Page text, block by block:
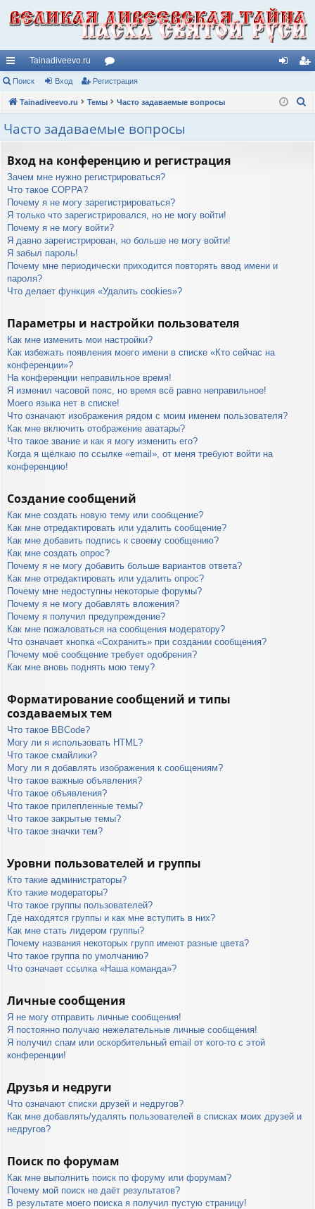
с
ы
лк
Tainadiveevo.ru
ор
ум д ис
Поиск Вход Регистрация
Tainadiveevo.ru Темы Часто задаваемые вопросы
Часто задаваемые вопросы
Вход на конференцию и регистрация
Зачем мне нужно регистрироваться?
Что такое COPPA?
Почему я не могу зарегистрироваться?
Я только что зарегистрировался, но не могу войти!
Почему я не могу войти?
Я давно зарегистрирован, но больше не могу войти!
Я забыл пароль!
Почему мне периодически приходится повторять ввод имени и
пароля?
Что делает функция «Удалить cookies»?
Параметры и настройки пользователя
Как мне изменить мои настройки?
Как избежать появления моего имени в списке «Кто сейчас на
конференции»?
На конференции неправильное время!
Я изменил часовой пояс, но время всё равно неправильное!
Моего языка нет в списке!
Что означают изображения рядом с моим именем пользователя?
Как мне включить отображение аватары?
Что такое звание и как я могу изменить его?
Когда я щёлкаю по ссылке «email», от меня требуют войти на
конференцию!
Создание сообщений
Как мне создать новую тему или сообщение?
Как мне отредактировать или удалить сообщение?
Как мне добавить подпись к своему сообщению?
Как мне создать опрос?
Почему я не могу добавить больше вариантов ответа?
Как мне отредактировать или удалить опрос?
Почему мне недоступны некоторые форумы?
Почему я не могу добавлять вложения?
Почему я получил предупреждение?
Как мне пожаловаться на сообщения модератору?
Что означает кнопка «Сохранить» при создании сообщения?
Почему моё сообщение требует одобрения?
Как мне вновь поднять мою тему?
Форматирование сообщений и типы
создаваемых тем
Что такое BBCode?
Могу ли я использовать HTML?
Что такое смайлики?
Могу ли я добавлять изображения к сообщениям?
Что такое важные объявления?
Что такое объявления?
Что такое прилепленные темы?
Что такое закрытые темы?
Что такое значки тем?
Уровни пользователей и группы
Кто такие администраторы?
Кто такие модераторы?
Что такое группы пользователей?
Где находятся группы и как мне вступить в них?
Как мне стать лидером группы?
Почему названия некоторых групп имеют разные цвета?
Что такое группа по умолчанию?
Что означает ссылка «Наша команда»?
Личные сообщения
Я не могу отправить личные сообщения!
Я постоянно получаю нежелательные личные сообщения!
Я получил спам или оскорбительный email от кого-то с этой
конференции!
Друзья и недруги
Что означают списки друзей и недругов?
Как мне добавлять/удалять пользователей в списках моих друзей и
недругов?
Поиск по форумам
Как мне выполнить поиск по форуму или форумам?
Почему мой поиск не даёт результатов?
В результате моего поиска я получил пустую страницу!